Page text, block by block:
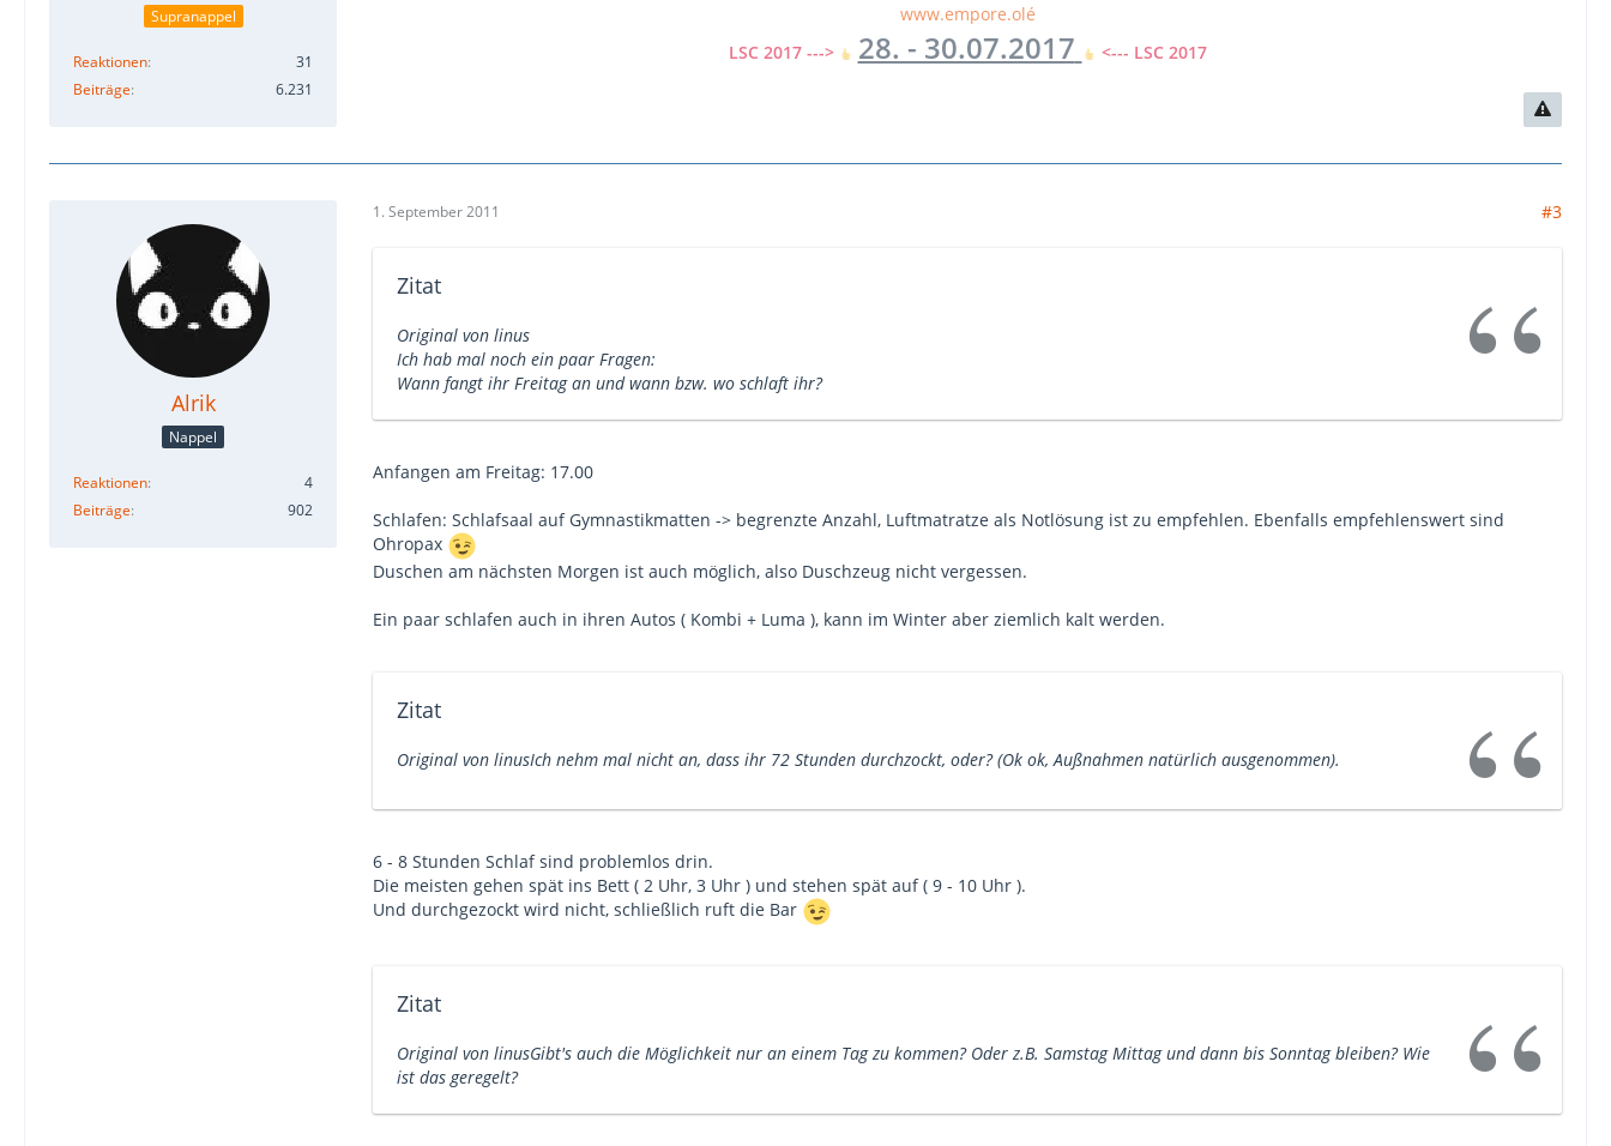
Supranappel
Reaktionen
31
Beiträge
6.231
www.empore.olé
LSC 2017 --->
28. - 30.07.2017 <--- LSC 2017
Alrik
Nappel
Reaktionen
4
Beiträge
902
1. September 2011 #3
Zitat
Original von linus
Ich hab mal noch ein paar Fragen:
Wann fangt ihr Freitag an und wann bzw. wo schlaft ihr?
Anfangen am Freitag: 17.00
Schlafen: Schlafsaal auf Gymnastikmatten -> begrenzte Anzahl, Luftmatratze als Notlösung ist zu empfehlen. Ebenfalls empfehlenswert sind
Ohropax
Duschen am nächsten Morgen ist auch möglich, also Duschzeug nicht vergessen.
Ein paar schlafen auch in ihren Autos ( Kombi + Luma ), kann im Winter aber ziemlich kalt werden.
Zitat
Original von linusIch nehm mal nicht an, dass ihr 72 Stunden durchzockt, oder? (Ok ok, Außnahmen natürlich ausgenommen).
6 - 8 Stunden Schlaf sind problemlos drin.
Die meisten gehen spät ins Bett ( 2 Uhr, 3 Uhr ) und stehen spät auf ( 9 - 10 Uhr ).
Und durchgezockt wird nicht, schließlich ruft die Bar
Zitat
Original von linusGibt's auch die Möglichkeit nur an einem Tag zu kommen? Oder z.B. Samstag Mittag und dann bis Sonntag bleiben? Wie
ist das geregelt?